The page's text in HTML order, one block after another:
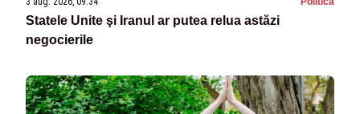
Statele Unite şi Iranul ar putea relua astăzi
negocierile